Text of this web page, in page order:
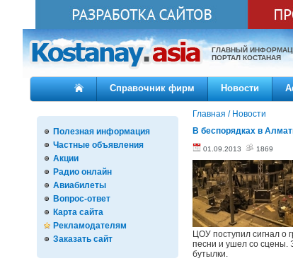
ГЛАВНЫЙ
ПОРТАЛ КОСТАНАЯ
Справочник фирм Новости
Полезная информация
Частные объявления
Акции
Радио онлайн
Авиабилеты
Вопрос-ответ
Карта сайта
Рекламодателям
Заказать сайт
Главная / Новости
В беспорядках в
01.09.2013 1869
ЦОУ поступил сигнал о
песни и ушел со сцены.
бутылки.